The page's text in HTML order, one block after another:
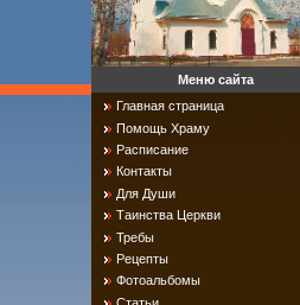
Меню сайта
Главная страница
Помощь Храму
Расписание
Контакты
Для Души
Таинства Церкви
Требы
Рецепты
Фотоальбомы